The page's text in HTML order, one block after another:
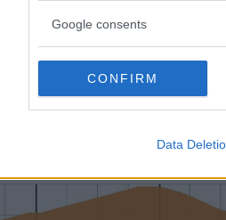
Google consents
CONFIRM
Data